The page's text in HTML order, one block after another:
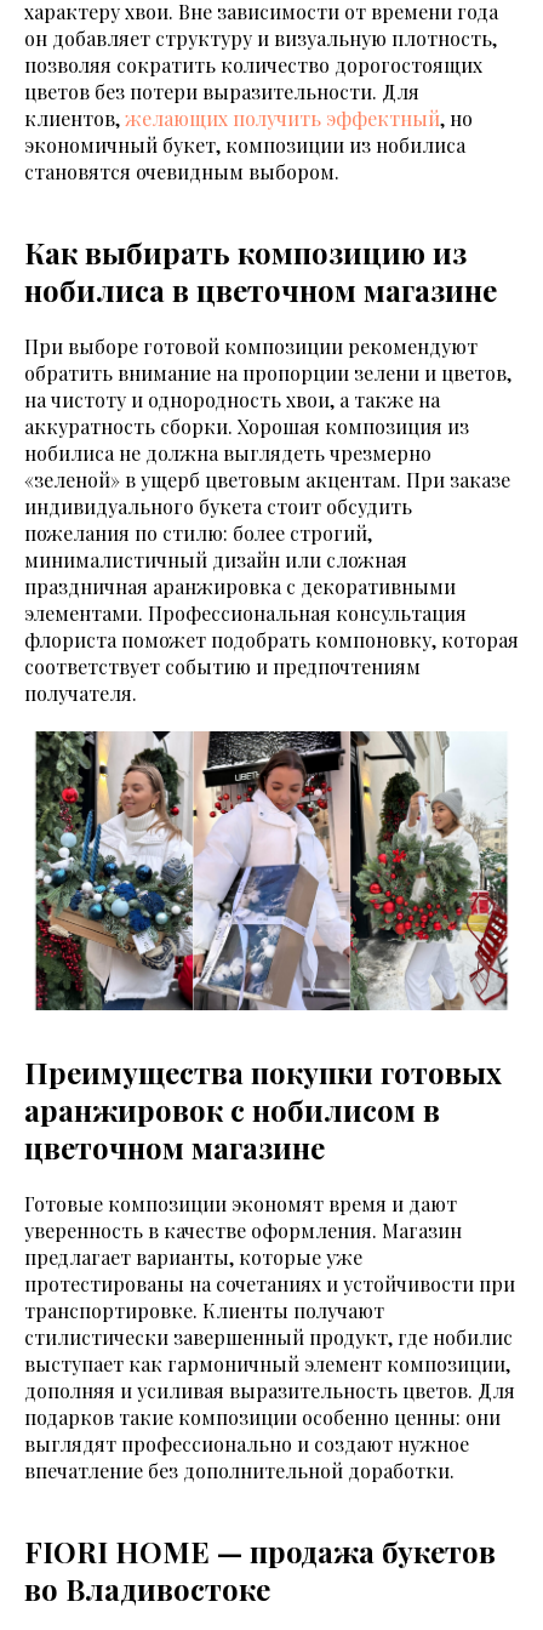
характеру хвои. Вне зависимости от времени года
он добавляет структуру и визуальную плотность,
позволяя сократить количество дорогостоящих
цветов без потери выразительности. Для
клиентов,желающих получить эффектный, но
экономичный букет, композиции из нобилиса
становятся очевидным выбором.
Как выбирать композицию из
нобилиса в цветочном магазине
При выборе готовой композиции рекомендуют
обратить внимание на пропорции зелени и цветов,
на чистоту и однородность хвои, а также на
аккуратность сборки. Хорошая композиция из
нобилиса не должна выглядеть чрезмерно
«зеленой» в ущерб цветовым акцентам. При заказе
индивидуального букета стоит обсудить
пожелания по стилю: более строгий,
минималистичный дизайн или сложная
праздничная аранжировка с декоративными
элементами. Профессиональная консультация
флориста поможет подобрать компоновку, которая
соответствует событию и предпочтениям
получателя.
Преимущества покупки готовых
аранжировок с нобилисом в
цветочном магазине
Готовые композиции экономят время и дают
уверенность в качестве оформления. Магазин
предлагает варианты, которые уже
протестированы на сочетаниях и устойчивости при
транспортировке. Клиенты получают
стилистически завершенный продукт, где нобилис
выступает как гармоничный элемент композиции,
дополняя и усиливая выразительность цветов. Для
подарков такие композиции особенно ценны: они
выглядят профессионально и создают нужное
впечатление без дополнительной доработки.
FIORI HOME — продажа букетов
во Владивостоке